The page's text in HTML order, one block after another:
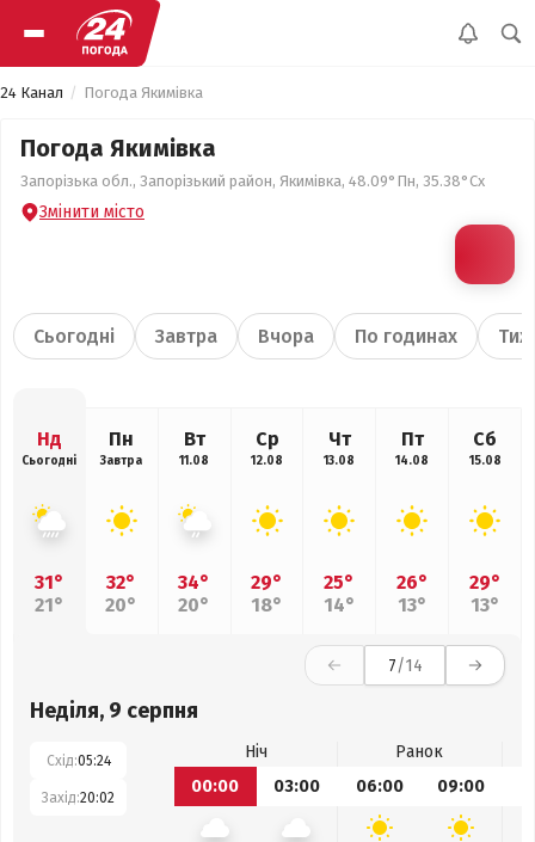
24 Канал Погода Якимівка
Погода Якимівка
Запорізька обл., Запорізький район, Якимівка, 48.09°Пн, 35.38°Сх
Змінити місто
Сьогодні Завтра Вчора По годинах
Нд
Сьогодні
31°
21°
Пн
Завтра
32°
20°
Вт
11.08
34°
20°
Ср
12.08
29°
18°
Чт
13.08
25°
14°
Пт
14.08
26°
13°
Сб
15.08
29°
13°
7/14
Неділя, 9 серпня
Схід:05:24
Захід:20:02
Ніч
Ранок
00:00
03:00 06:00 09:00